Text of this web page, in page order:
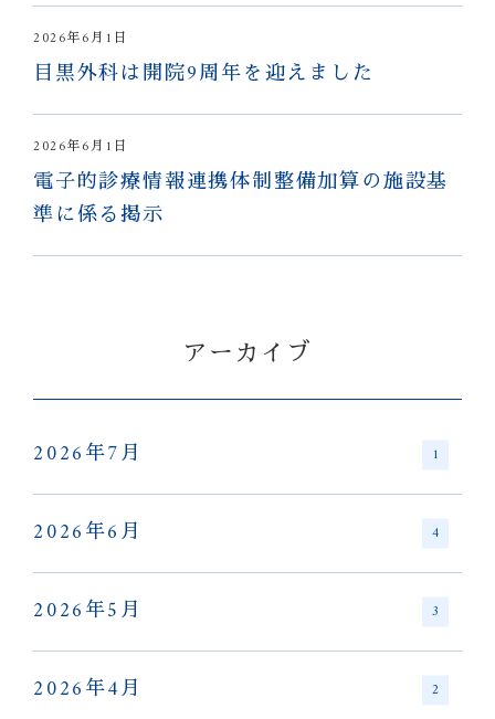
2026年6月1日
目黒外科は開院9周年を迎えました
2026年6月1日
電子的診療情報連携体制整備加算の施設基
準に係る掲示
アーカイブ
2026年7月 1
2026年6月 4
2026年5月 3
2026年4月 2